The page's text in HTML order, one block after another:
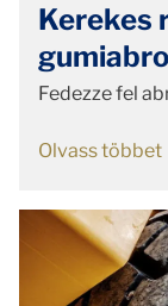
Kerekes
Fedezze fel
Olvass többet